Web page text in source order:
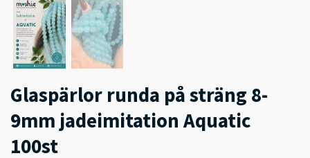
Glaspärlor runda på sträng 8-
9mm jadeimitation Aquatic
100st